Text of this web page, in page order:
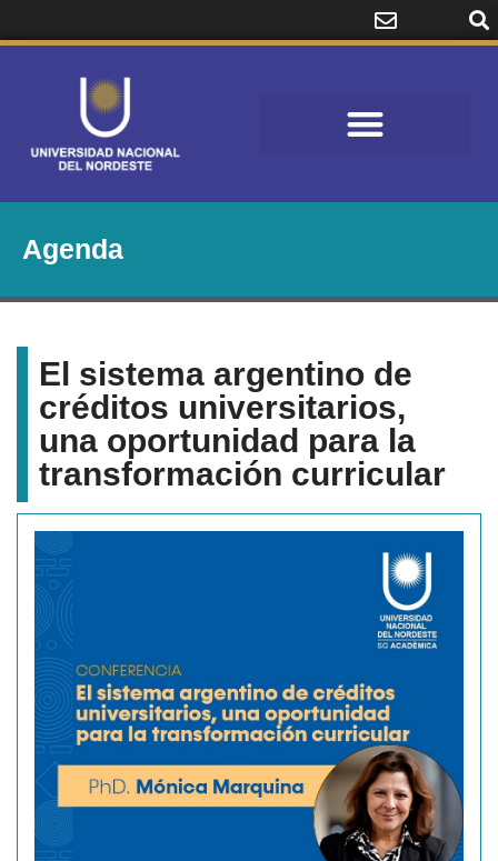
Agenda
El sistema argentino de
créditos universitarios,
una oportunidad para la
transformación curricular